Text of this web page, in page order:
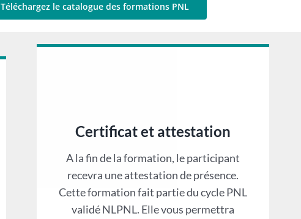
Téléchargez le catalogue des formations PNL
Certificat et attestation
A la fin de la formation, le participant
recevra une attestation de présence.
Cette formation fait partie du cycle PNL
validé NLPNL. Elle vous permettra